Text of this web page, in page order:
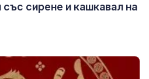
сирене и кашкавал на